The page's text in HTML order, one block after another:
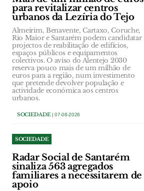
para revitalizar centros
urbanos da Lezíria do Tejo
Almeirim, Benavente, Cartaxo, Coruche,
Rio Maior e Santarém podem candidatar
projectos de reabilitação de edifícios,
espaços públicos e equipamentos
colectivos. O aviso do Alentejo 2030
reserva pouco mais de um milhão de
euros para a região, num investimento
que pretende devolver população e
actividade económica aos centros
urbanos.
SOCIEDADE| 07-08-2026
SOCIEDADE
Radar Social de Santarém
sinaliza 563 agregados
familiares a necessitarem de
apoio